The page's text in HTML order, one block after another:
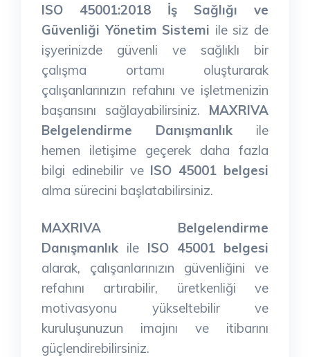
ISO 45001:2018 İş Sağlığı ve
Güvenliği Yönetim Sistemi ile siz de
işyerinizde güvenli ve sağlıklı bir
çalışma ortamı oluşturarak
çalışanlarınızın refahını ve işletmenizin
başarısını sağlayabilirsiniz. MAXRIVA
Belgelendirme Danışmanlık ile
hemen iletişime geçerek daha fazla
bilgi edinebilir ve ISO 45001 belgesi
alma sürecini başlatabilirsiniz.
MAXRIVA Belgelendirme
Danışmanlık ile ISO 45001 belgesi
alarak, çalışanlarınızın güvenliğini ve
refahını artırabilir, üretkenliği ve
motivasyonu yükseltebilir ve
kuruluşunuzun imajını ve itibarını
güçlendirebilirsiniz.